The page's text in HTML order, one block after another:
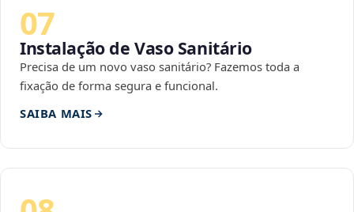
07
Instalação de Vaso Sanitário
Precisa de um novo vaso sanitário? Fazemos toda a
fixação de forma segura e funcional.
SAIBA MAIS